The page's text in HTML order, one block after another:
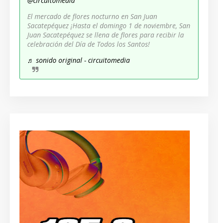
El mercado de flores nocturno en San Juan
Sacatepéquez ¡Hasta el domingo 1 de noviembre, San
Juan Sacatepéquez se llena de flores para recibir la
celebración del Día de Todos los Santos!
♬ sonido original - circuitomedia